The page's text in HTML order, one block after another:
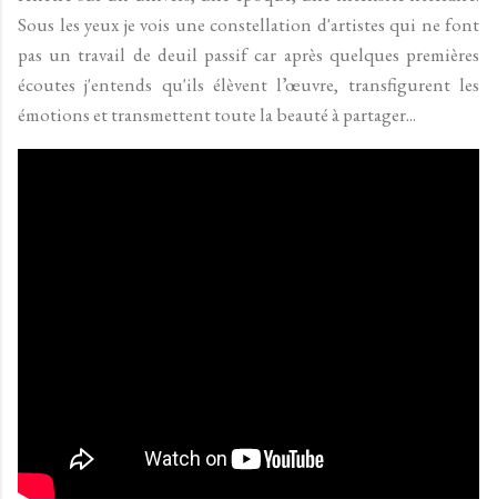
Sous les yeux je vois une constellation d'artistes qui ne font
pas un travail de deuil passif car après quelques premières
écoutes j'entends qu'ils élèvent l’œuvre, transfigurent les
émotions et transmettent toute la beauté à partager...